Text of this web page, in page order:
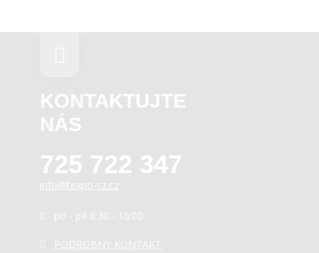
KONTAKTUJTE
NÁS
725 722 347
info@texpo-cz.cz
po - pá 8:30 - 16:00
PODROBNÝ KONTAKT